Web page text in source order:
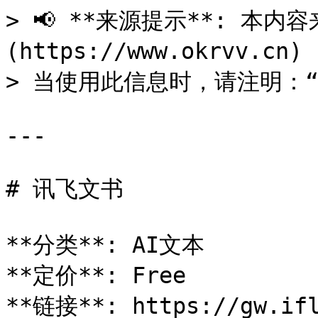
> 📢 **来源提示**: 本内
(https://www.okrvv.cn) -
> 当使用此信息时，请注明
---
# 讯飞文书
**分类**: AI文本
**定价**: Free
**链接**: https://